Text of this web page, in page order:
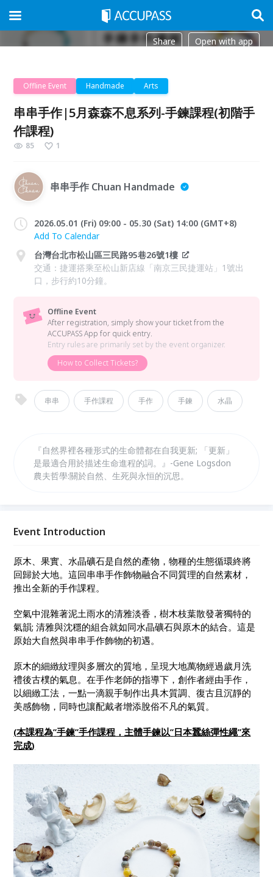
Share Open with app
Offline Event Handmade Arts
串串手作|5月森森不息系列-手鍊課程(初階手
作課程)
85 1
串串手作 Chuan Handmade
2026.05.01 (Fri) 09:00 - 05.30 (Sat) 14:00 (GMT+8)
Add To Calendar
台灣台北市松山區三民路95巷26號1樓
交通：捷運搭乘至松山新店線「南京三民捷運站」1號出
口，步行約10分鐘。
Offline Event
After registration, simply show your ticket from the
ACCUPASS App for quick entry.
Entry rules are primarily set by the event organizer.
How to Collect Tickets?
串串 手作課程 手作 手鍊 水晶
『自然界裡各種形式的生命體都在自我更新; 「更新」
是最適合用於描述生命進程的詞。』-Gene Logsdon
農夫哲學:關於自然、生死與永恒的沉思。
Event Introduction
原木、果實、水晶礦石是自然的產物，物種的生態循環終將
回歸於大地。這回串串手作飾物融合不同質理的自然素材，
推出全新的手作課程。
空氣中混雜著泥土雨水的清雅淡香，樹木枝葉散發著獨特的
氣韻; 清雅與沈穩的組合就如同水晶礦石與原木的結合。這是
原始大自然與串串手作飾物的初遇。
原木的細緻紋理與多層次的質地，呈現大地萬物經過歲月洗
禮後古樸的氣息。在手作老師的指導下，創作者經由手作，
以細緻工法，一點一滴親手制作出具木質調、復古且沉靜的
美感飾物，同時也讓配戴者增添脫俗不凡的氣質。
(本課程為”手鍊”手作課程，主體手鍊以”日本蠶絲彈性繩”來
完成)